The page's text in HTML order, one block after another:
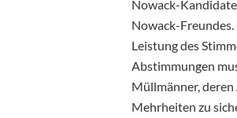
Nowack-
Nowack-
Leistung des
Abstimmungen
Müllmänner,
Mehrheiten zu